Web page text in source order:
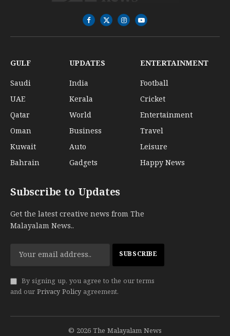
Facebook
X
(Twitter)
InstagramYouTube
GULF
Saudi
UAE
Qatar
Oman
Kuwait
Bahrain
UPDATES
India
Kerala
World
Business
Auto
Gadgets
ENTERTAINMENT
Football
Cricket
Entertainment
Travel
Leisure
Happy News
Subscribe to Updates
Get the latest creative news from The
Malayalam News..
By signing up, you agree to the our terms
and our Privacy Policy agreement.
© 2026 The Malayalam News